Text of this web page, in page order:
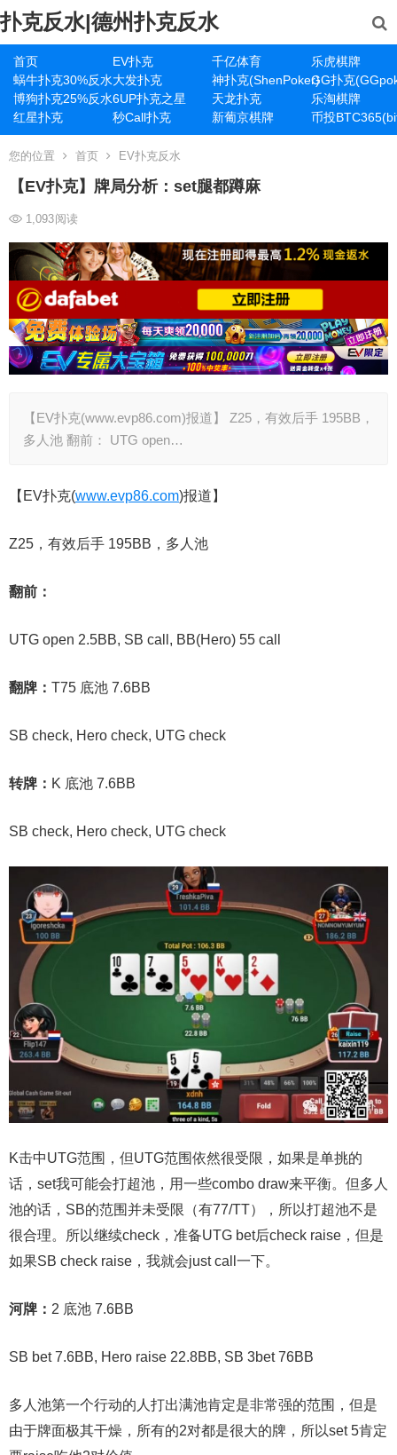
扑克反水|德州扑克反水
首页 EV扑克 千亿体育
乐虎棋牌
蜗牛扑克30%反水大发扑克 神扑克(ShenPoker)GG扑克
博狗扑克25%反水6UP扑克之星 天龙扑克
乐淘棋牌
红星扑克
秒Call扑克 新葡京棋牌 币投
您的位置 首页 EV扑克反水
【EV扑克】牌局分析：set腿都蹲麻
1,093阅读
【EV扑克(www.evp86.com)报道】 Z25，有效后手 195BB，
多人池 翻前： UTG open…
【EV扑克(www.evp86.com)报道】
Z25，有效后手 195BB，多人池
翻前：
UTG open 2.5BB, SB call, BB(Hero) 55 call
翻牌： T75 底池 7.6BB
SB check, Hero check, UTG check
转牌： K 底池 7.6BB
SB check, Hero check, UTG check
K击中UTG范围，但UTG范围依然很受限，如果是单挑的
话，set我可能会打超池，用一些combo draw来平衡。但多人
池的话，SB的范围并未受限（有77/TT），所以打超池不是
很合理。所以继续check，准备UTG bet后check raise，但是
如果SB check raise，我就会just call一下。
河牌： 2 底池 7.6BB
SB bet 7.6BB, Hero raise 22.8BB, SB 3bet 76BB
多人池第一个行动的人打出满池肯定是非常强的范围，但是
由于牌面极其干燥，所有的2对都是很大的牌，所以set 5肯定